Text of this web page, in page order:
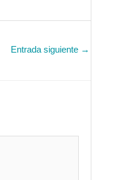
Entrada siguiente →